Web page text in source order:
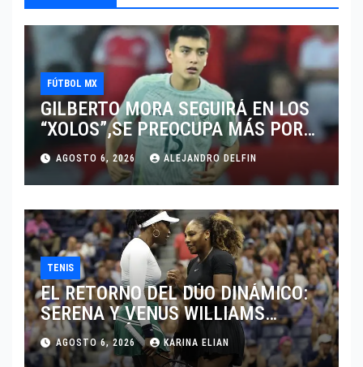
FÚTBOL MX
GILBERTO MORA SEGUIRÁ EN LOS
“XOLOS”,SE PREOCUPA MÁS POR
JUGAR EN SU EQUIPO.
AGOSTO 6, 2026 ALEJANDRO DELFIN
TENIS
EL RETORNO DEL DÚO DINÁMICO:
SERENA Y VENUS WILLIAMS
DISPUTARÁN LOS DOBLES EN
CINCINNATI 2026
AGOSTO 6, 2026 KARINA ELIAN